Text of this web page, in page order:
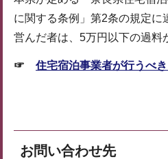
に関する条例」第2条の規定に
営んだ者は、5万円以下の過料
☞ 住宅宿泊事業者が行うべ
お問い合わせ先